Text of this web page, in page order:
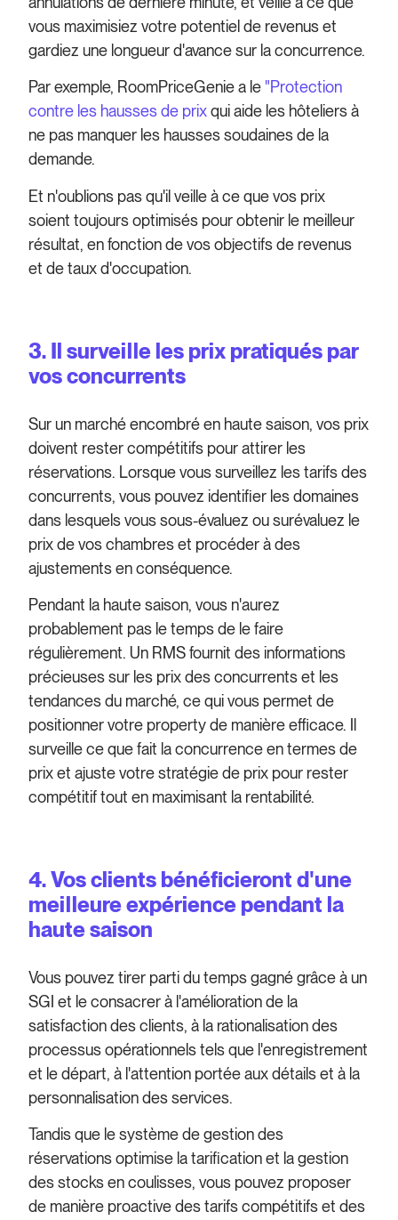
vous maximisiez votre potentiel de revenus et
gardiez une longueur d'avance sur la concurrence.
Par exemple, RoomPriceGenie a le "Protection
contre les hausses de prixqui aide les hôteliers à
ne pas manquer les hausses soudaines de la
demande.
Et n'oublions pas qu'il veille à ce que vos prix
soient toujours optimisés pour obtenir le meilleur
résultat, en fonction de vos objectifs de revenus
et de taux d'occupation.
3. Il surveille les prix pratiqués par
vos concurrents
Sur un marché encombré en haute saison, vos prix
doivent rester compétitifs pour attirer les
réservations. Lorsque vous surveillez les tarifs des
concurrents, vous pouvez identifier les domaines
dans lesquels vous sous-évaluez ou surévaluez le
prix de vos chambres et procéder à des
ajustements en conséquence.
Pendant la haute saison, vous n'aurez
probablement pas le temps de le faire
régulièrement. Un RMS fournit des informations
précieuses sur les prix des concurrents et les
tendances du marché, ce qui vous permet de
positionner votre property de manière efficace. Il
surveille ce que fait la concurrence en termes de
prix et ajuste votre stratégie de prix pour rester
compétitif tout en maximisant la rentabilité.
4. Vos clients bénéficieront d'une
meilleure expérience pendant la
haute saison
Vous pouvez tirer parti du temps gagné grâce à un
SGI et le consacrer à l'amélioration de la
satisfaction des clients, à la rationalisation des
processus opérationnels tels que l'enregistrement
et le départ, à l'attention portée aux détails et à la
personnalisation des services.
Tandis que le système de gestion des
réservations optimise la tarification et la gestion
des stocks en coulisses, vous pouvez proposer
de manière proactive des tarifs compétitifs et des